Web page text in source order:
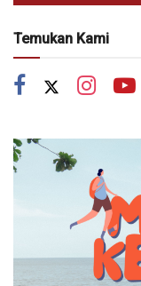
Temukan Kami